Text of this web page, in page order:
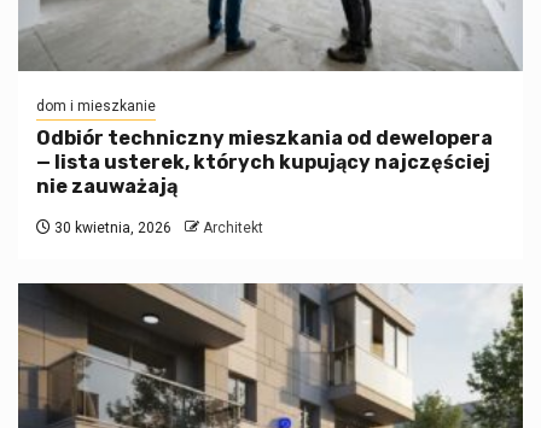
dom i mieszkanie
Odbiór techniczny mieszkania od dewelopera
— lista usterek, których kupujący najczęściej
nie zauważają
30 kwietnia, 2026 Architekt